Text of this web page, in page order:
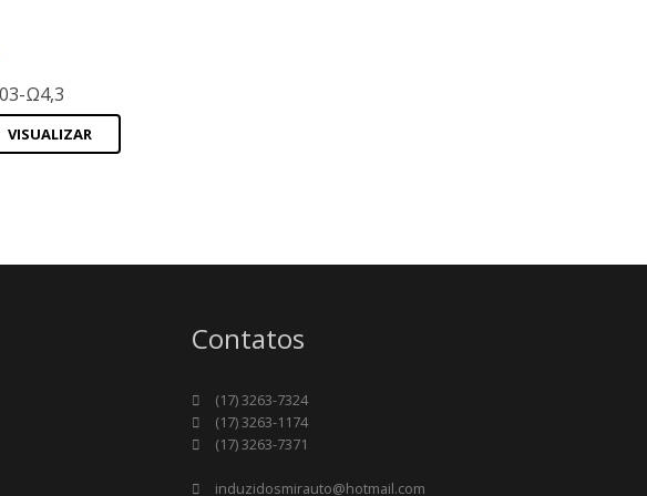
Ω4,3
VISUALIZAR
Contatos
(17) 3263-7324
(17) 3263-1174
(17) 3263-7371
induzidosmirauto@hotmail.com